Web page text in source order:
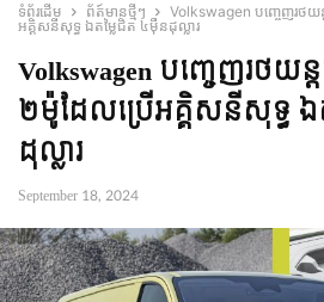
ទំព័រដើម ព័ត៍មានថ្មីៗ
Volkswagen បញ្ចេញរថយ
អគ្គិសនីសុទ្ធ ឯតម្លៃជិត ៤មុឺនដុល្លារ
Volkswagen បញ្ចេញរថយ
២ម៉ូដែលប្រើអគ្គិសនីសុទ្ធ
ដុល្លារ
September 18, 2024